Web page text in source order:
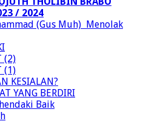
THOLIBIN BRABO
/ 2024
(Gus Muh) Menolak
(2)
(1)
KESIALAN?
YANG BERDIRI
Baik